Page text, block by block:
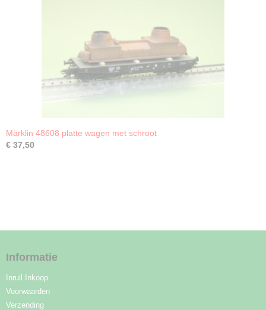
Märklin 48608 platte wagen met schroot
€ 37,50
Informatie
Inruil Inkoop
Voorwaarden
Verzending